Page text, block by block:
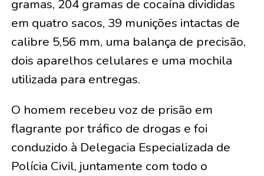
gramas, 204 gramas de cocaína divididas
em quatro sacos, 39 munições intactas de
calibre 5,56 mm, uma balança de precisão,
dois aparelhos celulares e uma mochila
utilizada para entregas.
O homem recebeu voz de prisão em
flagrante por tráfico de drogas e foi
conduzido à Delegacia Especializada de
Polícia Civil, juntamente com todo o